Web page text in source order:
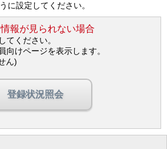
に設定してください。
報が見られない場合
てください。
向けページを表示します。
ん)
登録状況照会